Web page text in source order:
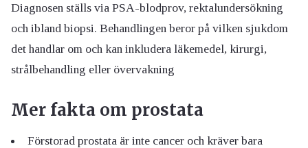
Diagnosen ställs via PSA-blodprov, rektalundersökning
och ibland biopsi. Behandlingen beror på vilken sjukdom
det handlar om och kan inkludera läkemedel, kirurgi,
strålbehandling eller övervakning
Mer fakta om prostata
Förstorad prostata är inte cancer och kräver bara